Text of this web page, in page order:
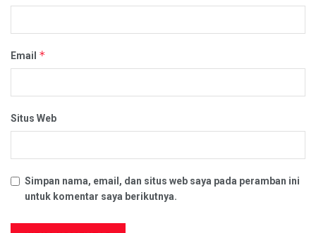
Email *
Situs Web
Simpan nama, email, dan situs web saya pada peramban ini
untuk komentar saya berikutnya.